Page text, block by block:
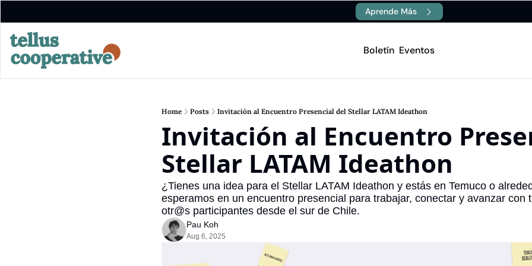
Aprende Más
Boletín
Canales
1.B Description
Aprende
1.B Description
Eventos
Home Posts Invitación al Encuentro Presencial del Stellar LATAM Ideathon
Invitación al Encuentro
Stellar LATAM Ideathon
¿Tienes una idea para el Stellar LATAM Ideathon y estás en Temuco o
esperamos en un encuentro presencial para trabajar, conectar y avanzar con
otr@s participantes desde el sur de Chile.
Pau Koh
Aug 6, 2025